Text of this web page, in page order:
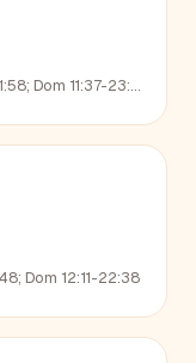
Dom 11:37-23:09
Dom 12:11-22:38